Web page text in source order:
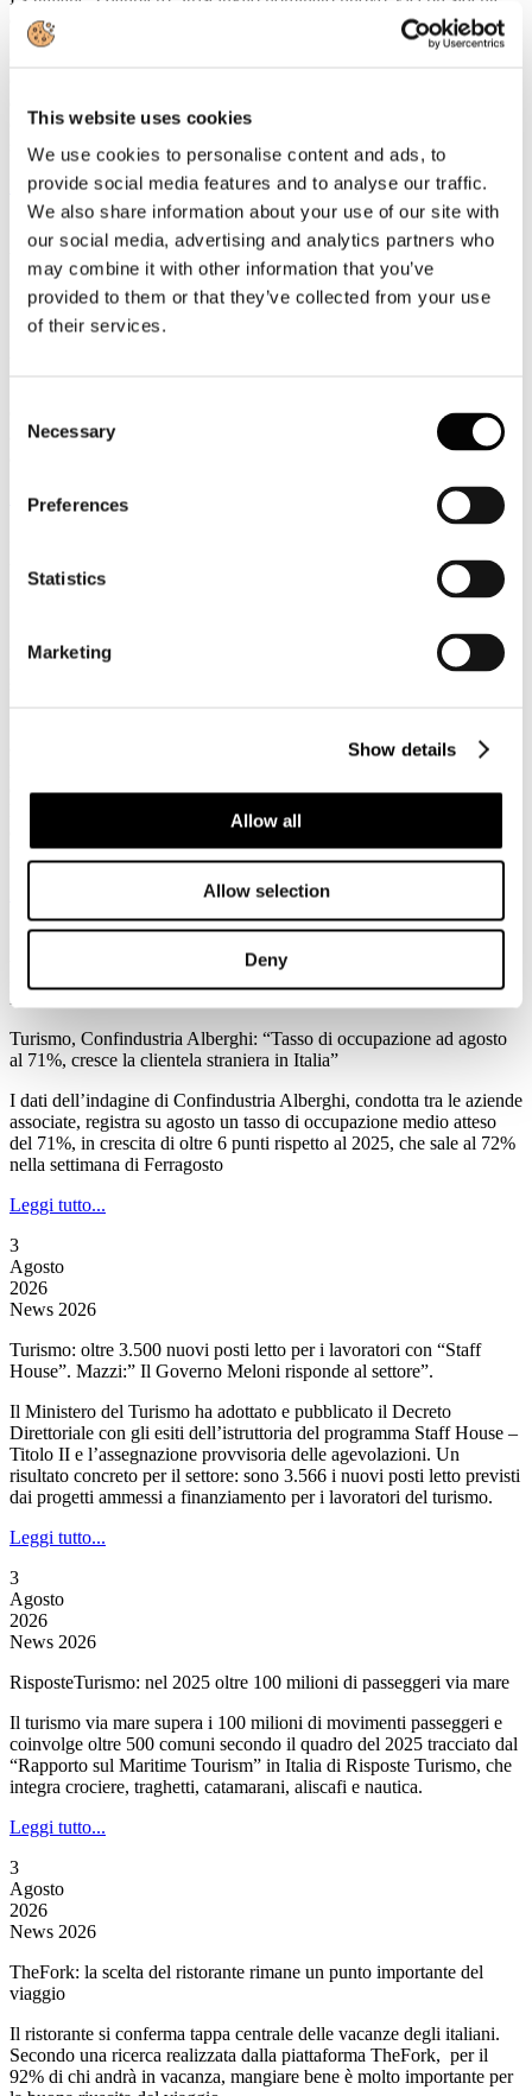
This website uses cookies
We use cookies to personalise content and ads, to
provide social media features and to analyse our traffic.
We also share information about your use of our site with
our social media, advertising and analytics partners who
may combine it with other information that you’ve
provided to them or that they’ve collected from your use
of their services.
Selection
Necessary
Preferences
Statistics
Marketing
Show details
Allow all
Allow selection
Deny
della UIC
organizzazione internazionale che riunisce le ferrovie e i principali
stakeholder del settore ferroviario a livello mondiale.
Leggi tutto...
Agosto
2026
News 2026
ROTTA SUL 66°SALONE NAUTICO INTERNAZIONALE:
Con l'apertura del ticketing online entra nel vivo il percorso di
avvicinamento al 66° Salone Nautico Internazionale, in programma
Leggi tutto...
2026
Federalismo fiscale: a rischio i servizi del trasporto pubblico. Agens,
Anav e Asstra: “Servono correttivi che assicurino il finanziamento al
associazioni che in Italia rappresentano le aziende del trasporto
del ddl sul federalismo fiscale regionale: “C’è la reale possibilità che
l'attuale impianto normativo metta a repentaglio l'equilibrio
economico-finanziario del Trasporto Pubblico Locale e
l'adeguatezza dei servizi su scala nazionale.
Turismo, Confindustria Alberghi: “Tasso di occupazione ad agosto
al 71%, cresce la clientela straniera in Italia”
I dati dell’indagine di Confindustria Alberghi, condotta tra le aziende
associate, registra su agosto un tasso di occupazione medio atteso
del 71%, in crescita di oltre 6 punti rispetto al 2025, che sale al 72%
nella settimana di Ferragosto
Leggi tutto...
3
Agosto
2026
News 2026
Turismo: oltre 3.500 nuovi posti letto per i lavoratori con “Staff
House”. Mazzi:” Il Governo Meloni risponde al settore”.
Il Ministero del Turismo ha adottato e pubblicato il Decreto
Direttoriale con gli esiti dell’istruttoria del programma Staff House –
Titolo II e l’assegnazione provvisoria delle agevolazioni. Un
risultato concreto per il settore: sono 3.566 i nuovi posti letto previsti
dai progetti ammessi a finanziamento per i lavoratori del turismo.
Leggi tutto...
3
Agosto
2026
News 2026
RisposteTurismo: nel 2025 oltre 100 milioni di passeggeri via mare
Il turismo via mare supera i 100 milioni di movimenti passeggeri e
coinvolge oltre 500 comuni secondo il quadro del 2025 tracciato dal
“Rapporto sul Maritime Tourism” in Italia di Risposte Turismo, che
integra crociere, traghetti, catamarani, aliscafi e nautica.
Leggi tutto...
3
Agosto
2026
News 2026
TheFork: la scelta del ristorante rimane un punto importante del
viaggio
Il ristorante si conferma tappa centrale delle vacanze degli italiani.
Secondo una ricerca realizzata dalla piattaforma TheFork, per il
92% di chi andrà in vacanza, mangiare bene è molto importante per